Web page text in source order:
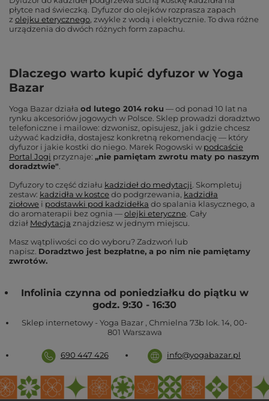
płytce nad świeczką. Dyfuzor do olejków rozprasza zapach
z olejku eterycznego, zwykle z wodą i elektrycznie. To dwa różne
urządzenia do dwóch różnych form zapachu.
Dlaczego warto kupić dyfuzor w Yoga
Bazar
Yoga Bazar działa od lutego 2014 roku — od ponad 10 lat na
rynku akcesoriów jogowych w Polsce. Sklep prowadzi doradztwo
telefoniczne i mailowe: dzwonisz, opisujesz, jak i gdzie chcesz
używać kadzidła, dostajesz konkretną rekomendację — który
dyfuzor i jakie kostki do niego. Marek Rogowski w podcaście
Portal Jogi przyznaje: „nie pamiętam zwrotu maty po naszym
doradztwie".
Dyfuzory to część działu kadzideł do medytacji. Skompletuj
zestaw: kadzidła w kostcedo podgrzewania, kadzidła
ziołowe i podstawki pod kadzidełka do spalania klasycznego, a
do aromaterapii bez ognia —olejki eteryczne. Cały
dział Medytacja znajdziesz w jednym miejscu.
Masz wątpliwości co do wyboru? Zadzwoń lub
napisz. Doradztwo jest bezpłatne, a po nim nie pamiętamy
zwrotów.
Infolinia czynna od poniedziałku do piątku w
godz. 9:30 - 16:30
Sklep internetowy - Yoga Bazar , Chmielna 73b lok. 14, 00-
801 Warszawa
690 447 426 info@yogabazar.pl